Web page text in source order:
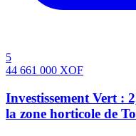
5
44 661 000 XOF
Investissement Vert :
la zone horticole de